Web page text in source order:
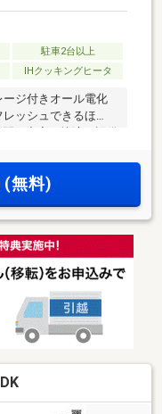
駐車2台以上
IHクッキングヒータ
ジ付きオール電化
ッシュできるほ
も充実。快適な設備
●オール電化●インナ
アクセス＞●長崎電
＞※周辺環境の距離
であり、全て概算
(無料)